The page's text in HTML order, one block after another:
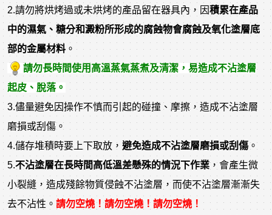
2.請勿將烘烤過或未烘烤的產品留在器具內，因積累在產品
中的濕氣、糖分和澱粉所形成的腐蝕物會腐蝕及氧化塗層底
部的金屬材料 。
請勿長時間使用高溫蒸氣蒸煮及清潔，易造成不沾塗層
起皮、脫落。
3.儘量避免因操作不慎而引起的碰撞、摩擦，造成不沾塗層
磨損或刮傷。
4.儲存堆積時要上下取放， 避免造成不沾塗層磨損或刮傷。
5.不沾塗層在長時間高低溫差懸殊的情況下作業，會產生微
小裂縫，造成殘餘物質侵蝕不沾塗層，而使不沾塗層漸漸失
去不沾性。 請勿空燒！請勿空燒！請勿空燒！